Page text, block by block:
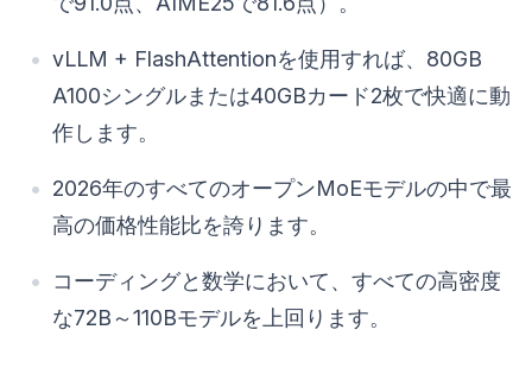
vLLM + FlashAttentionを使用すれば、80GB
A100シングルまたは40GBカード2枚で快適に動
作します。
2026年のすべてのオープンMoEモデルの中で最
高の価格性能比を誇ります。
コーディングと数学において、すべての高密度
な72B～110Bモデルを上回ります。